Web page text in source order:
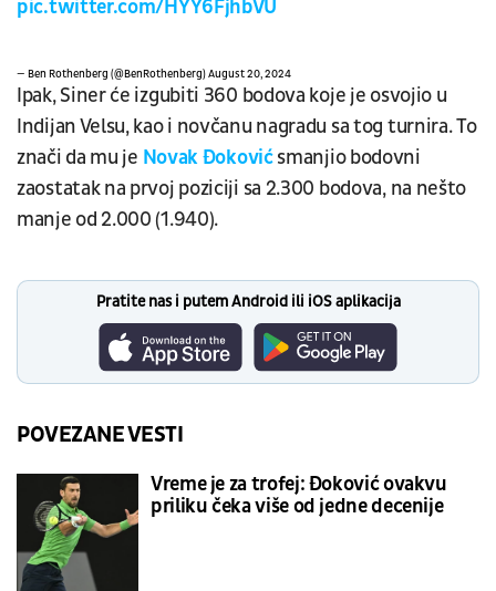
pic.twitter.com/HYY6FjhbVU
— Ben Rothenberg (@BenRothenberg)August 20, 2024
Ipak, Siner će izgubiti 360 bodova koje je osvojio u
Indijan Velsu, kao i novčanu nagradu sa tog turnira. To
znači da mu je Novak Đokovićsmanjio bodovni
zaostatak na prvoj poziciji sa 2.300 bodova, na nešto
manje od 2.000 (1.940).
Pratite nas i putem Android ili iOS aplikacija
POVEZANE VESTI
Vreme je za trofej: Đoković ovakvu
priliku čeka više od jedne decenije